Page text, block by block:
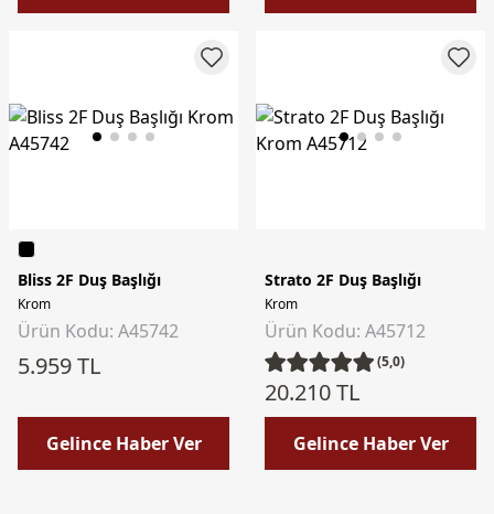
Bliss 2F Duş Başlığı
Krom
Ürün Kodu: A45742
5.959 TL
Gelince Haber Ver
Strato 2F Duş Başlığı
Krom
Ürün Kodu: A45712
(5,0)
20.210 TL
Gelince Haber Ver